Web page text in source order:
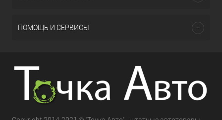
ПОМОЩЬ И СЕРВИСЫ